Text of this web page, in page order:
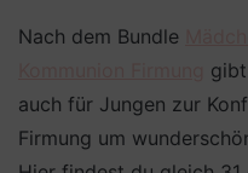
Nach dem Bundle
auch für Jungen zur
Firmung um